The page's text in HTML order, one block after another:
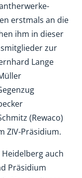
erstmals an die
ihm in dieser
zur
Lange
(Rewaco)
ZIV-Präsidium.
auch
Präsidium